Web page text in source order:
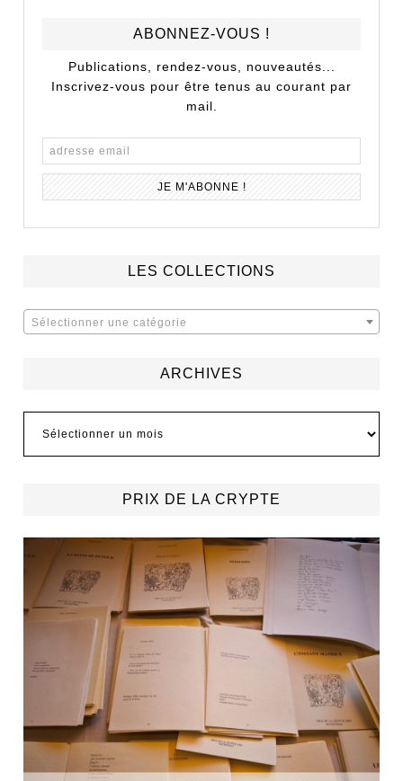
ABONNEZ-VOUS !
Publications, rendez-vous, nouveautés...
Inscrivez-vous pour être tenus au courant par
mail.
LES COLLECTIONS
Sélectionner une catégorie
ARCHIVES
PRIX DE LA CRYPTE